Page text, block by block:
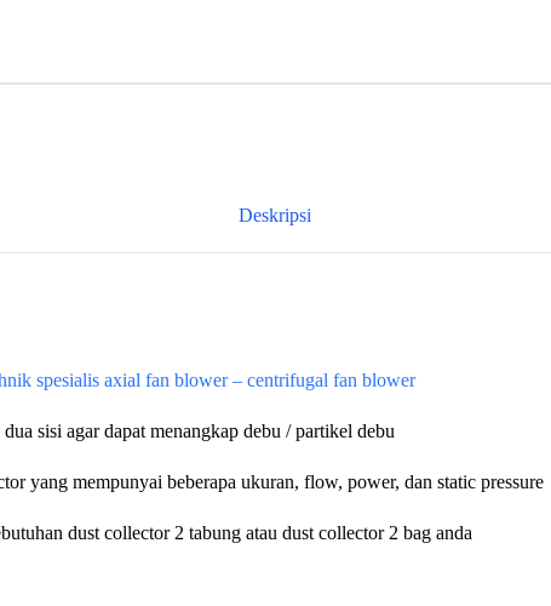
Deskripsi
spesialis axial fan blower – centrifugal fan blower
sisi agar dapat menangkap debu / partikel debu
yang mempunyai beberapa ukuran, flow, power, dan static pressure
dust collector 2 tabung atau dust collector 2 bag anda